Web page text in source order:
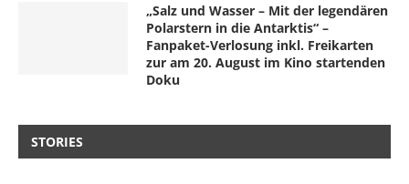
„Salz und Wasser – Mit der legendären
Polarstern in die Antarktis“ –
Fanpaket-Verlosung inkl. Freikarten
zur am 20. August im Kino startenden
Doku
STORIES